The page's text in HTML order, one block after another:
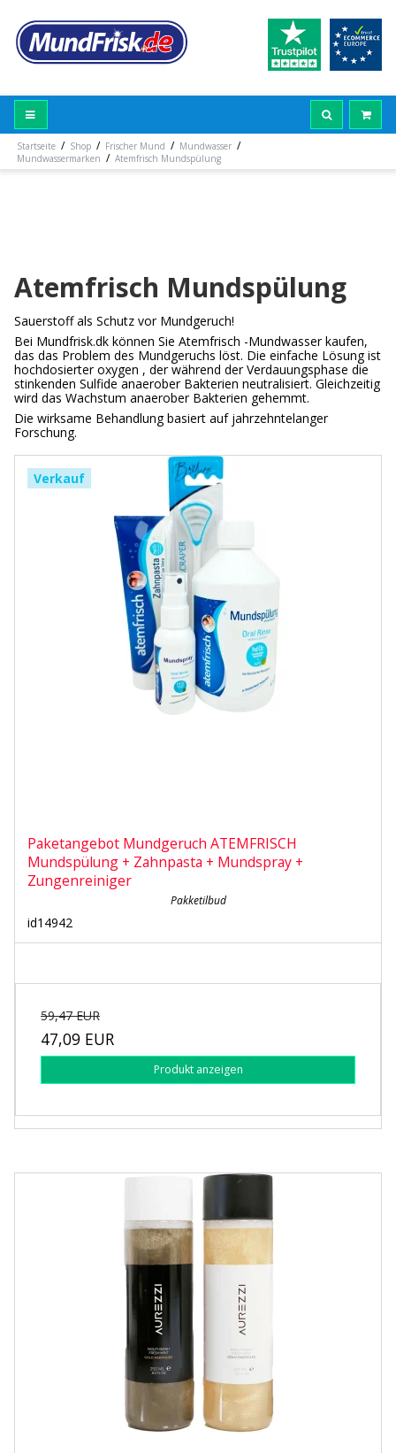
Startseite / Shop / Frischer Mund / Mundwasser /
Mundwassermarken / Atemfrisch Mundspülung
Atemfrisch Mundspülung
Sauerstoff als Schutz vor Mundgeruch!
Bei Mundfrisk.dk können Sie Atemfrisch -Mundwasser kaufen,
das das Problem des Mundgeruchs löst. Die einfache Lösung ist
hochdosierter oxygen , der während der Verdauungsphase die
stinkenden Sulfide anaerober Bakterien neutralisiert. Gleichzeitig
wird das Wachstum anaerober Bakterien gehemmt.
Die wirksame Behandlung basiert auf jahrzehntelanger
Forschung.
Verkauf
Paketangebot Mundgeruch ATEMFRISCH
Mundspülung + Zahnpasta + Mundspray +
Zungenreiniger
Pakketilbud
id14942
59,47 EUR
47,09 EUR
Produkt anzeigen